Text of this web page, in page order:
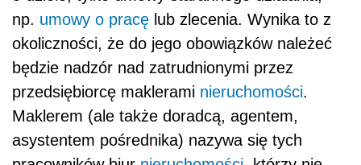
np. umowy o pracę lub zlecenia. Wynika to z
okoliczności, że do jego obowiązków należeć
będzie nadzór nad zatrudnionymi przez
przedsiębiorcę maklerami nieruchomości.
Maklerem (ale także doradcą, agentem,
asystentem pośrednika) nazywa się tych